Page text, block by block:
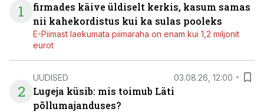
1
firmades käive üldiselt kerkis, kasum samas
nii kahekordistus kui ka sulas pooleks
E-Piimast laekumata piimaraha on enam kui 1,2 miljonit
eurot
2
UUDISED 03.08.26, 12:00
Lugeja küsib: mis toimub Läti
põllumajanduses?